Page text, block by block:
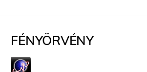
FÉNYÖRVÉNY